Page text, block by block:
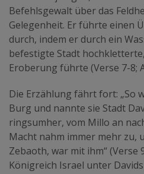
Befehlsgewalt über das
Gelegenheit. Er führte einen
durch, indem er durch ein
befestigte Stadt
Eroberung führte (Verse 7-8;
Die Erzählung fährt fort: „So
Burg und nannte sie Stadt
ringsumher, vom Millo an
Macht nahm immer mehr zu,
Zebaoth, war mit ihm“ (Verse
Königreich Israel unter